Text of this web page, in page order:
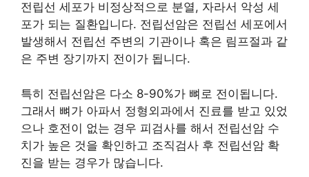
전립선 세포가 비정상적으로 분열, 자라서 악성 세
포가 되는 질환입니다. 전립선암은 전립선 세포에서
발생해서 전립선 주변의 기관이나 혹은 림프절과 같
은 주변 장기까지 전이가 됩니다.
특히 전립선암은 다소 8-90%가 뼈로 전이됩니다.
그래서 뼈가 아파서 정형외과에서 진료를 받고 있었
으나 호전이 없는 경우 피검사를 해서 전립선암 수
치가 높은 것을 확인하고 조직검사 후 전립선암 확
진을 받는 경우가 많습니다.